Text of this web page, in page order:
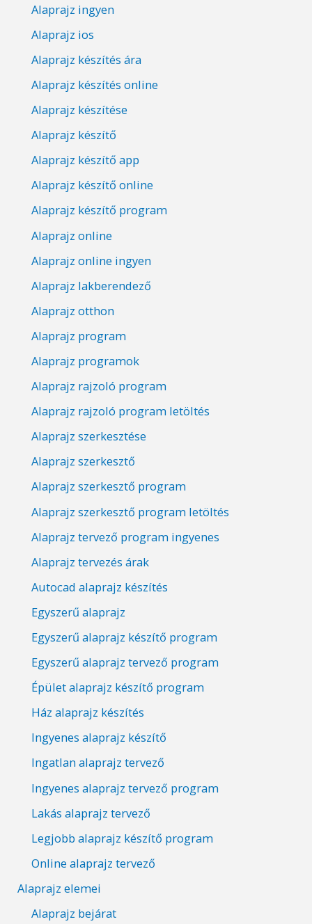
Alaprajz ingyen
Alaprajz ios
Alaprajz készítés ára
Alaprajz készítés online
Alaprajz készítése
Alaprajz készítő
Alaprajz készítő app
Alaprajz készítő online
Alaprajz készítő program
Alaprajz online
Alaprajz online ingyen
Alaprajz lakberendező
Alaprajz otthon
Alaprajz program
Alaprajz programok
Alaprajz rajzoló program
Alaprajz rajzoló program letöltés
Alaprajz szerkesztése
Alaprajz szerkesztő
Alaprajz szerkesztő program
Alaprajz szerkesztő program letöltés
Alaprajz tervező program ingyenes
Alaprajz tervezés árak
Autocad alaprajz készítés
Egyszerű alaprajz
Egyszerű alaprajz készítő program
Egyszerű alaprajz tervező program
Épület alaprajz készítő program
Ház alaprajz készítés
Ingyenes alaprajz készítő
Ingatlan alaprajz tervező
Ingyenes alaprajz tervező program
Lakás alaprajz tervező
Legjobb alaprajz készítő program
Online alaprajz tervező
Alaprajz elemei
Alaprajz bejárat